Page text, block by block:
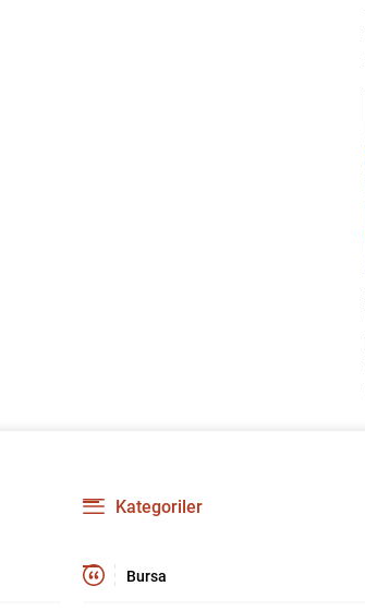
Kategoriler
Bursa